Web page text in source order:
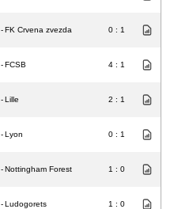
-FK Crvena zvezda 0 : 1
-FCSB 4 : 1
-Lille 2 : 1
-Lyon 0 : 1
-Nottingham Forest 1 : 0
-Ludogorets 1 : 0